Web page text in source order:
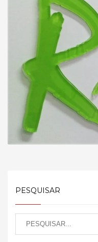
PESQUISAR